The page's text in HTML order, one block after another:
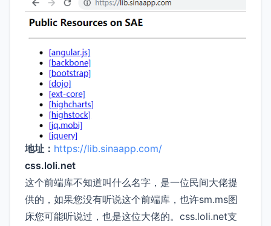
地址： https://lib.sinaapp.com/
css.loli.net
这个前端库不知道叫什么名字，是一位民间大佬提
供的，如果您没有听说这个前端库，也许sm.ms图
床您可能听说过，也是这位大佬的。css.loli.net支